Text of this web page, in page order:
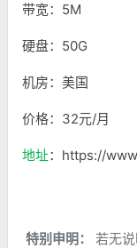
带宽：5M
硬盘：50G
机房：美国
价格：32元/月
地址：https://
特别申明：
若无